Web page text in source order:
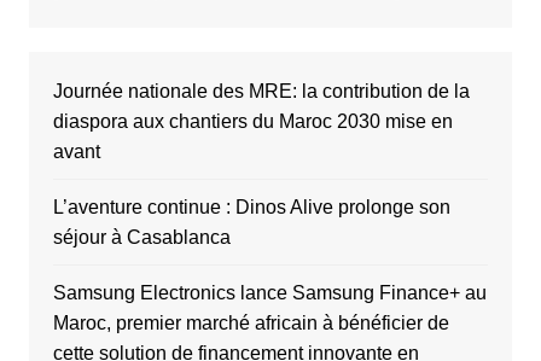
Journée nationale des MRE: la contribution de la
diaspora aux chantiers du Maroc 2030 mise en
avant
L’aventure continue : Dinos Alive prolonge son
séjour à Casablanca
Samsung Electronics lance Samsung Finance+ au
Maroc, premier marché africain à bénéficier de
cette solution de financement innovante en